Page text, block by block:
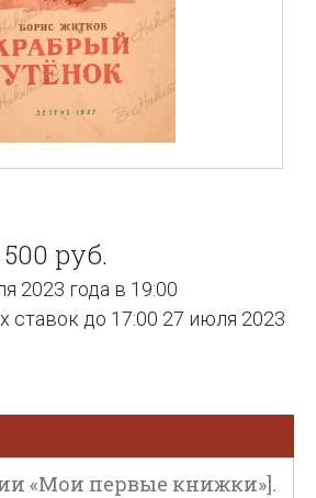
руб.
2023 года в 19:00
ставок до 17:00 27 июля 2023
«Мои первые книжки»].